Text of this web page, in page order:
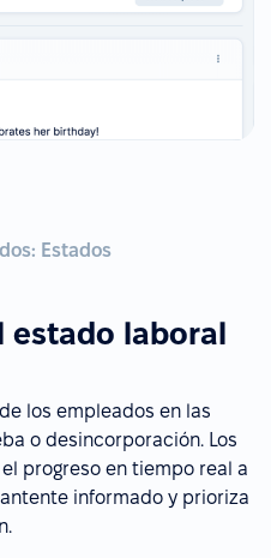
Estados
estado laboral
los empleados en las
o desincorporación. Los
progreso en tiempo real a
informado y prioriza